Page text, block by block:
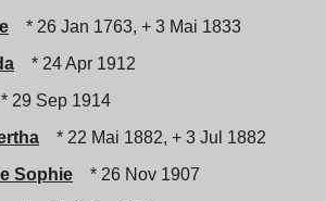
* 26 Jan 1763, + 3 Mai 1833
* 24 Apr 1912
* 29 Sep 1914
* 22 Mai 1882, + 3 Jul 1882
Sophie
* 26 Nov 1907